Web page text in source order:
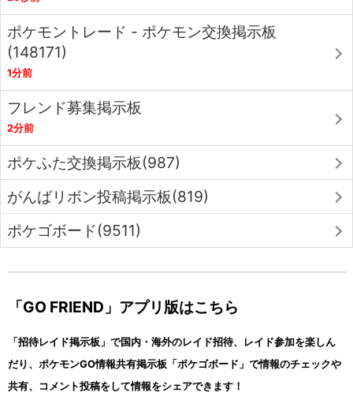
ポケモントレード - ポケモン交換掲示板
(148171)
1分前
フレンド募集掲示板
2分前
ポケふた交換掲示板(987)
がんばリボン投稿掲示板(819)
ポケゴボード(9511)
「GO FRIEND」アプリ版はこちら
「招待レイド掲示板」で国内・海外のレイド招待、レイド参加を楽しん
だり、ポケモンGO情報共有掲示板「ポケゴボード」で情報のチェックや
共有、コメント投稿をして情報をシェアできます！